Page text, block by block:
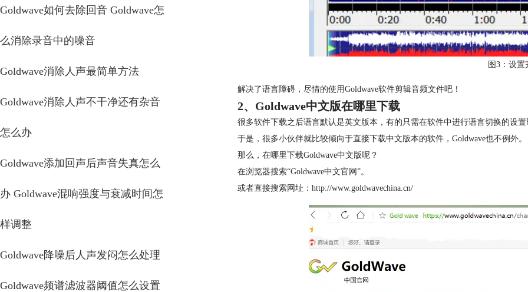
Goldwave如何去除回音 Goldwave怎
么消除录音中的噪音
Goldwave消除人声最简单方法
Goldwave消除人声不干净还有杂音
怎么办
Goldwave添加回声后声音失真怎么
办 Goldwave混响强度与衰减时间怎
样调整
Goldwave降噪后人声发闷怎么处理
Goldwave频谱滤波器阈值怎么设置
图3：设置
解决了语言障碍，尽情的使用Goldwave软件剪辑音频文件吧！
2、Goldwave中文版在哪里下载
很多软件下载之后语言默认是英文版本，有的只需在软件中进行语言切换的设
于是，很多小伙伴就比较倾向于直接下载中文版本的软件，Goldwave也不例外。
那么，在哪里下载Goldwave中文版呢？
在浏览器搜索“Goldwave中文官网”。
或者直接搜索网址：http://www.goldwavechina.cn/